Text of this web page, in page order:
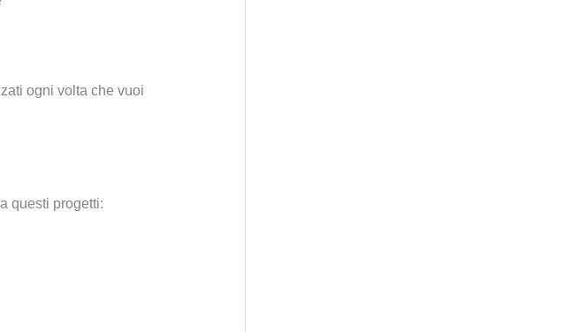
ogni volta che vuoi
questi progetti: